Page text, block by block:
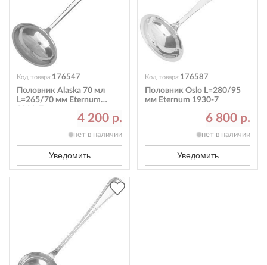
Код товара:176547
Половник Alaska 70 мл
L=265/70 мм Eternum
4 200 р.
нет в наличии
Уведомить
Код товара:176587
Половник Oslo L=280/95
мм Eternum 1930-7
6 800 р.
нет в наличии
Уведомить